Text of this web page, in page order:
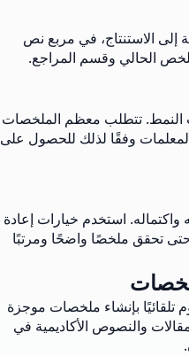
الاستنتاج، في مربع نص
الحالي وقسم المراجع.
تتطلب معظم الملخصات
لذا اضبط المعلمات وفقًا لذلك للحصول على
استخدم خيارات إعادة
حتى تحقق ملخصًا واضحًا ومرتبًا
تلقائيًا بإنشاء ملخصات موجزة
والنصوص الأكاديمية في